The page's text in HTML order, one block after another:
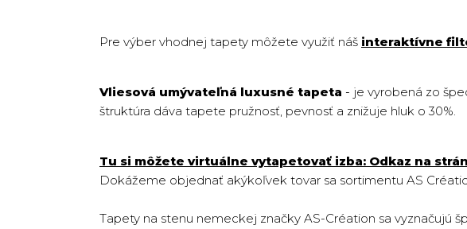
Pre výber vhodnej tapety môžete využiť náš interaktívne
Vliesová umývateľná luxusné tapeta - je vyrobená zo
štruktúra dáva tapete pružnosť, pevnosť a znižuje hluk o 30%.
Tu si môžete virtuálne vytapetovať izba: Odkaz na
Dokážeme objednať akýkoľvek tovar sa sortimentu AS
Tapety na stenu nemeckej značky AS-Création sa vyznačujú